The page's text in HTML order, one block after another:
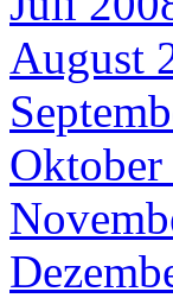
August
Oktober